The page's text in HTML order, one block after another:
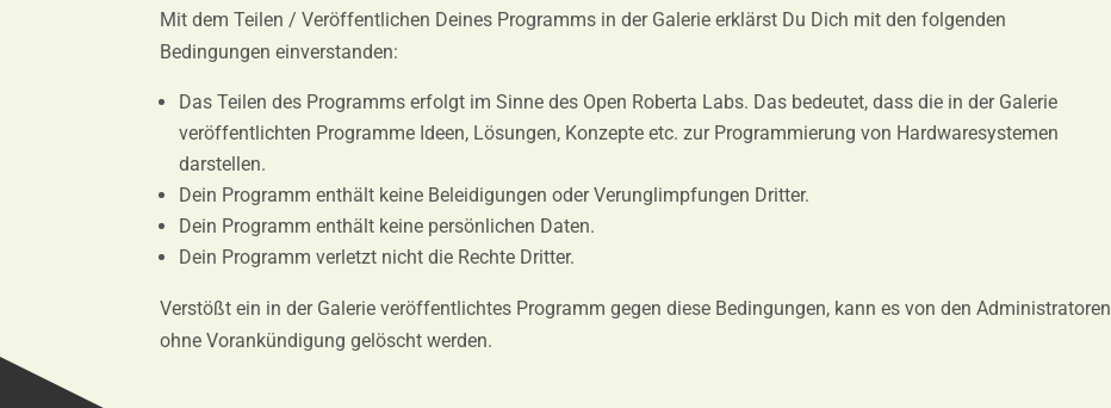
Mit dem Teilen / Veröffentlichen Deines Programms in der Galerie erklärst Du Dich mit den folgenden
Bedingungen einverstanden:
Das Teilen des Programms erfolgt im Sinne des Open Roberta Labs. Das bedeutet, dass die in der Galerie
veröffentlichten Programme Ideen, Lösungen, Konzepte etc. zur Programmierung von Hardwaresystemen
darstellen.
Dein Programm enthält keine Beleidigungen oder Verunglimpfungen Dritter.
Dein Programm enthält keine persönlichen Daten.
Dein Programm verletzt nicht die Rechte Dritter.
Verstößt ein in der Galerie veröffentlichtes Programm gegen diese Bedingungen, kann es von den Administratoren
ohne Vorankündigung gelöscht werden.